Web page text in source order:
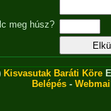
meg húsz?
Kisvasutak Baráti Köre
Belépés -